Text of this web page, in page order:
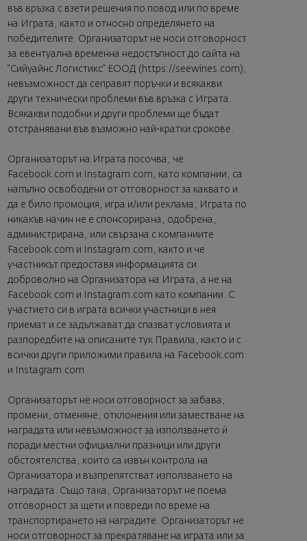
във връзка с взети решения по повод или по време
на Играта, както и относно определянето на
победителите. Организаторът не носи отговорност
за евентуална временна недостъпност до сайта на
“Сийуайнс Логистикс“ ЕООД ( https://seewines.com ),
невъзможност да сеправят поръчки и всякакви
други технически проблеми във връзка с Играта.
Всякакви подобни и други проблеми ще бъдат
отстранявани във възможно най-кратки срокове.
Организаторът на Играта посочва, че
Facebook.com и Instagram.com, като компании, са
напълно освободени от отговорност за каквато и
да е било промоция, игра и/или реклама, Играта по
никакъв начин не е спонсорирана, одобрена,
администрирана, или свързана с компаниите
Facebook.com и Instagram.com, както и че
участникът предоставя информацията си
доброволно на Организатора на Играта, а не на
Facebook.com и Instagram.com като компании. С
участието си в играта всички участници в нея
приемат и се задължават да спазват условията и
разпоредбите на описаните тук Правила, както и с
всички други приложими правила на Facebook.com
и Instagram.com
Организаторът не носи отговорност за забава,
промени, отменяне, отклонения или заместване на
наградата или невъзможност за използването ѝ
поради местни официални празници или други
обстоятелства, които са извън контрола на
Организатора и възпрепятстват използването на
наградата. Също така, Организаторът не поема
отговорност за щети и повреди по време на
транспортирането на наградите. Организаторът не
носи отговорност за прекратяване на играта или за